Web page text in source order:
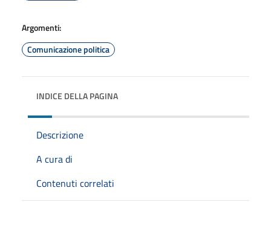
Argomenti:
Comunicazione politica
INDICE DELLA PAGINA
Descrizione
A cura di
Contenuti correlati